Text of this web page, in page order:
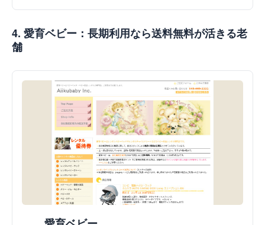
4. 愛育ベビー：長期利用なら送料無料が活きる老
舗